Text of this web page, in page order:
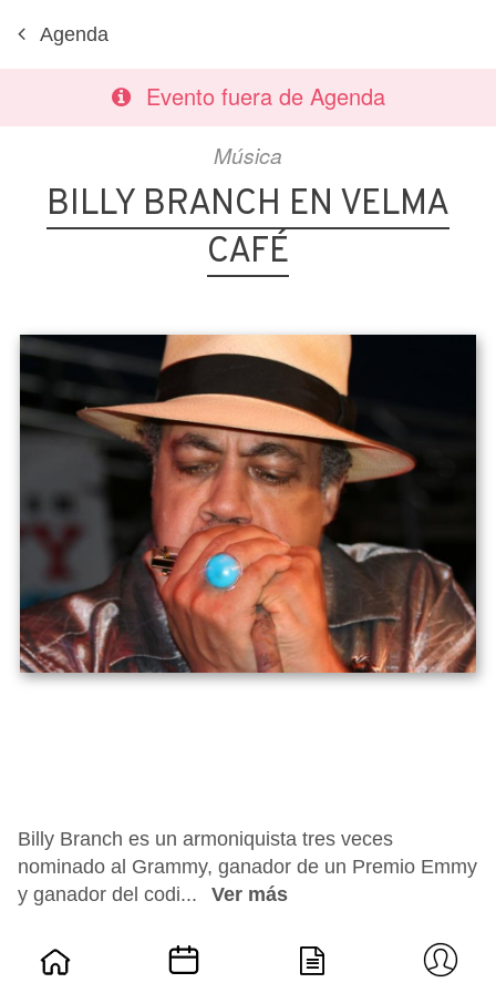
Agenda
Evento fuera de Agenda
Música
BILLY BRANCH EN VELMA
CAFÉ
Billy Branch es un armoniquista tres veces
nominado al Grammy, ganador de un Premio Emmy
y ganador del codi...
Ver más